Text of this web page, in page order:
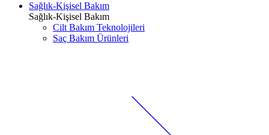
Sağlık-Kişisel Bakım
Sağlık-Kişisel Bakım
Cilt Bakım Teknolojileri
Saç Bakım Ürünleri